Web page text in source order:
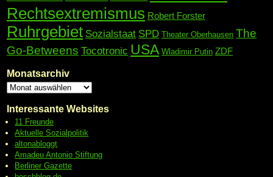
Rechtsextremismus Robert Forster
Ruhrgebiet Sozialstaat SPD Theater Oberhausen The
Go-Betweens Tocotronic USA Wladimir Putin ZDF
Monatsarchiv
Interessante Websites
11 Freunde
Aktuelle Sozialpolitik
altonabloggt
Amadeu Antonio Stiftung
Berliner Gazette